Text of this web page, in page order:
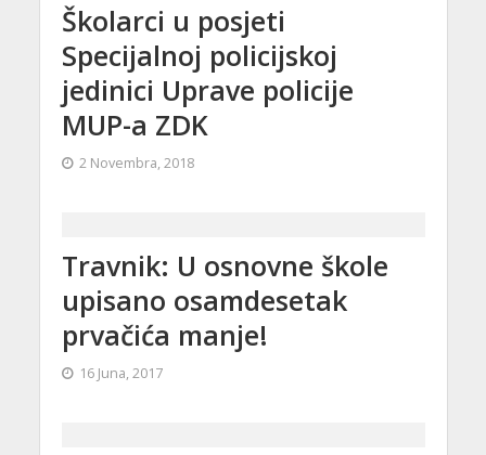
Školarci u posjeti
Specijalnoj policijskoj
jedinici Uprave policije
MUP-a ZDK
2 Novembra, 2018
Travnik: U osnovne škole
upisano osamdesetak
prvačića manje!
16 Juna, 2017